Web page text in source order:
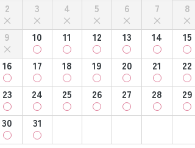
2
3 4 5 6 7
8
9
10 11 12 13 14
15
16
17 18 19 20 21
22
23
24 25 26 27 28
29
30
31